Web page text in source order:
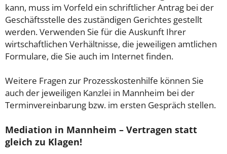
kann, muss im Vorfeld ein schriftlicher Antrag bei der
Geschäftsstelle des zuständigen Gerichtes gestellt
werden. Verwenden Sie für die Auskunft Ihrer
wirtschaftlichen Verhältnisse, die jeweiligen amtlichen
Formulare, die Sie auch im Internet finden.
Weitere Fragen zur Prozesskostenhilfe können Sie
auch der jeweiligen Kanzlei in Mannheim bei der
Terminvereinbarung bzw. im ersten Gespräch stellen.
Mediation in Mannheim – Vertragen statt
gleich zu Klagen!